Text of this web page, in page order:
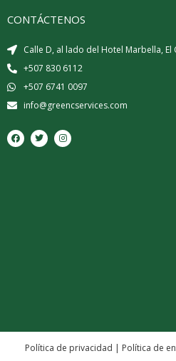
CONTÁCTENOS
Calle D, al lado del Hotel Marbella, El
+507 830 6112
+507 6741 0097
info@greencservices.com
F
a
c
T
w
i
I
n
s
Política de privacidad | Política de